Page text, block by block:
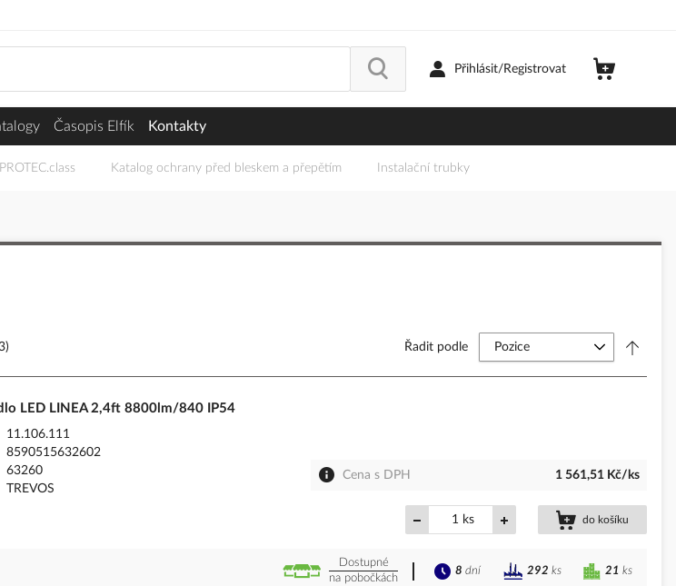
Přihlásit/Registrovat
Časopis Elfík Kontakty
Katalog ochrany před bleskem a přepětím Instalační trubky
Řadit podle
LED LINEA 2,4ft 8800lm/840 IP54
11.106.111
8590515632602
63260
TREVOS
Cena s DPH 1 561,51 Kč/ks
ks do košíku
Dostupné
na pobočkách
21 ks
8 dní 292 ks